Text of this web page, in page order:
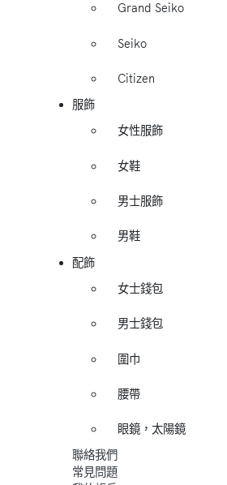
Grand Seiko
Seiko
Citizen
服飾
女性服飾
女鞋
男士服飾
男鞋
配飾
女士錢包
男士錢包
圍巾
腰帶
眼鏡，太陽鏡
聯絡我們
常見問題